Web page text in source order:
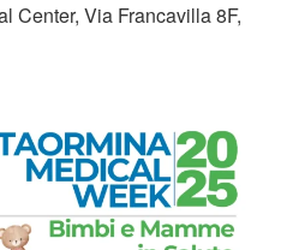
Center, Via Francavilla 8F,